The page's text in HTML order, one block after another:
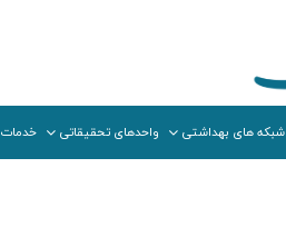
شبکه های بهداشتی واحدهای تحقیقاتی خدمات